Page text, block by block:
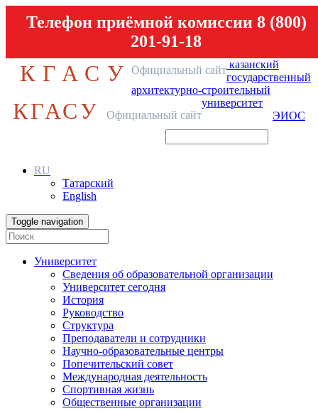
Телефон приёмной комиссии 8 (800)
201-91-18
КГАСУ Официальный сайт казанский
государственный
архитектурно-строительный
университет
КГАСУ Официальный сайт ЭИОС
RU
Татарский
English
Toggle navigation
Университет
Сведения об образовательной организации
Университет сегодня
История
Руководство
Структура
Преподаватели и сотрудники
Научно-образовательные центры
Попечительский совет
Международная деятельность
Спортивная жизнь
Общественные организации